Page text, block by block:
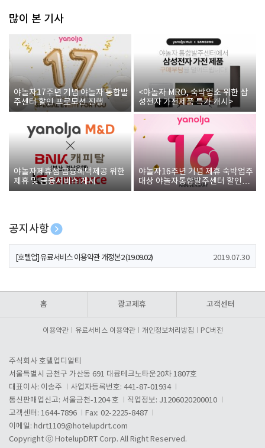
많이 본 기사
야놀자17주년 기념 야놀자 통합발
주센터 할인 프로모션 진행
<야놀자 MRO, 숙박업소 위한 삼
성전자 가전제품 특가 개시>
야놀자제휴점 금융혜택제공 위한
제휴 및 금융서비스 게시
야놀자16주년 기념 제휴 숙박업주
대상 야놀자통합발주센터 할인쿠
폰 증정
공지사항
[호텔업] 개인정보 처리방침 개정본1 (19.09.02)
[호텔업] 유료서비스 이용약관 개정본2 (19.09.02) 2019.07.30
홈 광고제휴 고객센터
이용약관 유료서비스 이용약관 개인정보처리방침 PC버전
주식회사 호텔업디알티
서울특별시 금천구 가산동 691 대륭테크노타운20차 1807호
대표이사: 이송주
사업자등록번호: 441-87-01934
통신판매업신고: 서울금천-1204 호
직업정보: J1206020200010
고객센터: 1644-7896
Fax: 02-2225-8487
이메일: hdrt1109@hotelupdrt.com
Copyright ⓒ HotelupDRT Corp. All Right Reserved.